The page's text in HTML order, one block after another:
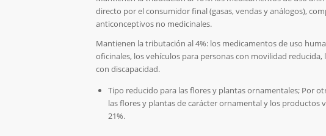
directo por el consumidor final (gasas, vendas y análogos),
anticonceptivos no medicinales.
Mantienen la tributación al 4%: los medicamentos de uso
oficinales, los vehículos para personas con movilidad
con discapacidad.
Tipo reducido para las flores y plantas ornamentales; Por
las flores y plantas de carácter ornamental y los productos
21%.